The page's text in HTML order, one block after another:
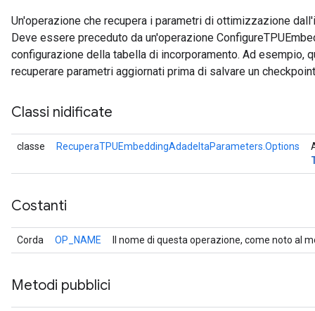
Un'operazione che recupera i parametri di ottimizzazione
Deve essere preceduto da un'operazione
configurazione della tabella di incorporamento. Ad esempio,
recuperare parametri aggiornati prima di salvare un
Classi nidificate
classe RecuperaTPUEmbeddingAdadeltaParameters.Options
Costanti
Corda OP_NAME Il nome di questa operazione, come noto al
Metodi pubblici